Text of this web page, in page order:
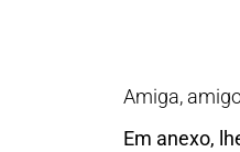
Amiga,
Em anexo,